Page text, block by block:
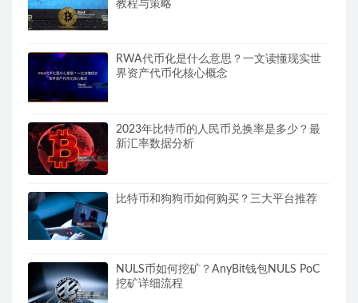
教程与策略
RWA代币化是什么意思？一文读懂现实世
界资产代币化核心概念
2023年比特币的人民币兑换率是多少？最
新汇率数据分析
比特币和狗狗币如何购买？三大平台推荐
NULS币如何挖矿？AnyBit钱包NULS PoC
挖矿详细流程